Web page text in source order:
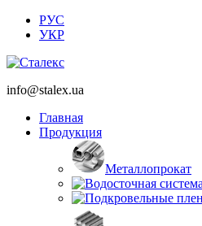
РУС
УКР
info@stalex.ua
Главная
Продукция
Металлопрокат